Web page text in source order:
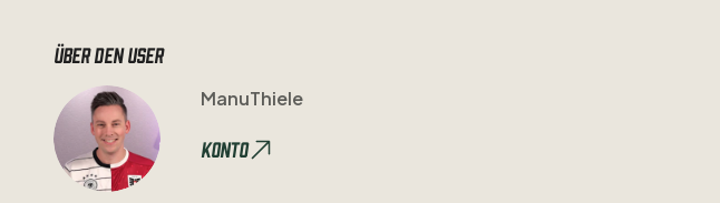
Über den user
ManuThiele
Konto